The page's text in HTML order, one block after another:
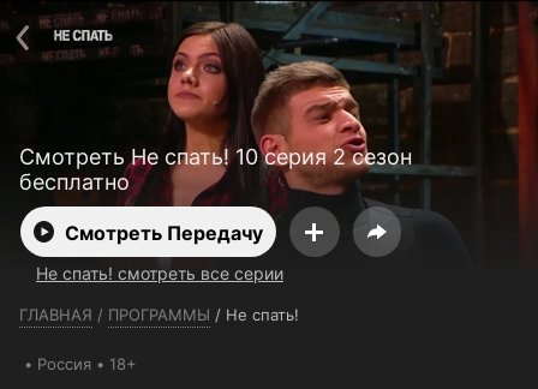
Смотреть Не спать! 10 серия 2 сезон
бесплатно
Смотреть Передачу
Не спать! смотреть все серии
ГЛАВНАЯ / ПРОГРАММЫ / Не спать!
Россия 18+
Телефон поддержки: +7 (727) 323 10 92
Пользовательское соглашение
Политика конфиденциальности
Открыть приложение